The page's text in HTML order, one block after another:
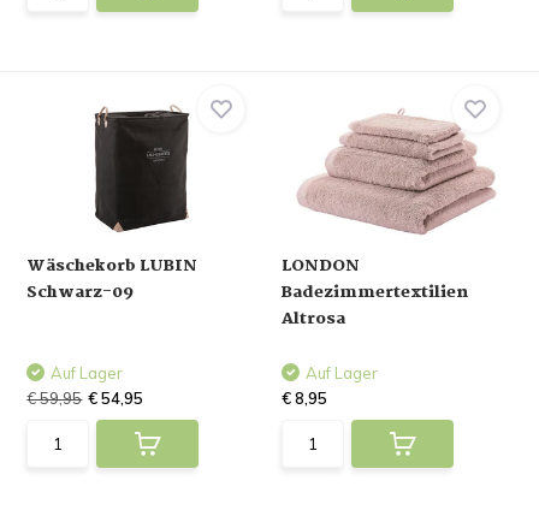
Wäschekorb LUBIN
Schwarz-09
Auf Lager
€ 59,95 € 54,95
LONDON
Badezimmertextilien
Altrosa
Auf Lager
€ 8,95